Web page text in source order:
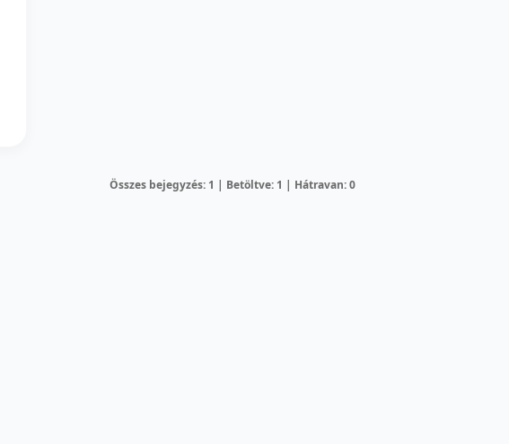
Összes bejegyzés: 1 | Betöltve: 1 | Hátravan: 0